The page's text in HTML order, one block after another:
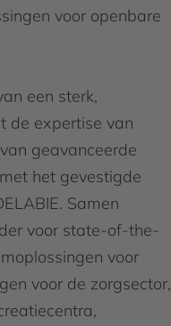
voor openbare
een sterk,
de expertise van
geavanceerde
het gevestigde
Samen
voor state-of-the-
voor
voor de zorgsector,